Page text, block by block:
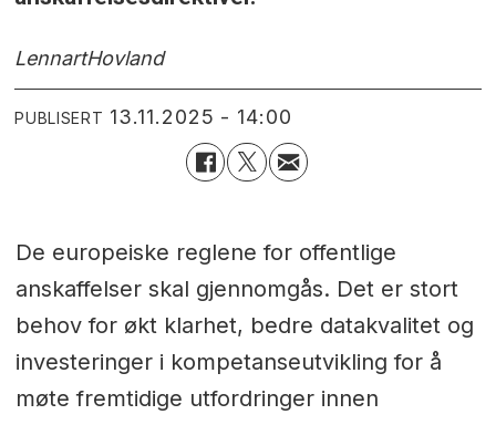
LennartHovland
PUBLISERT 13.11.2025 - 14:00
De europeiske reglene for offentlige
anskaffelser skal gjennomgås. Det er stort
behov for økt klarhet, bedre datakvalitet og
investeringer i kompetanseutvikling for å
møte fremtidige utfordringer innen